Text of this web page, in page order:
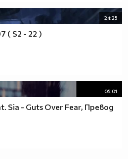
24:25
( S2 - 22 )
05:01
Sia - Guts Over Fear, Превод